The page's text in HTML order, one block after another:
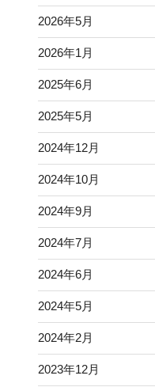
2026年5月
2026年1月
2025年6月
2025年5月
2024年12月
2024年10月
2024年9月
2024年7月
2024年6月
2024年5月
2024年2月
2023年12月